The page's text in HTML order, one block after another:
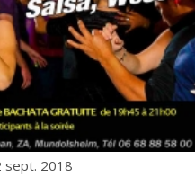
sept. 2018